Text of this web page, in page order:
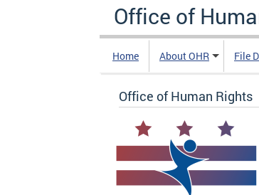
Office of
Home About OHR File
Office of Human Rights